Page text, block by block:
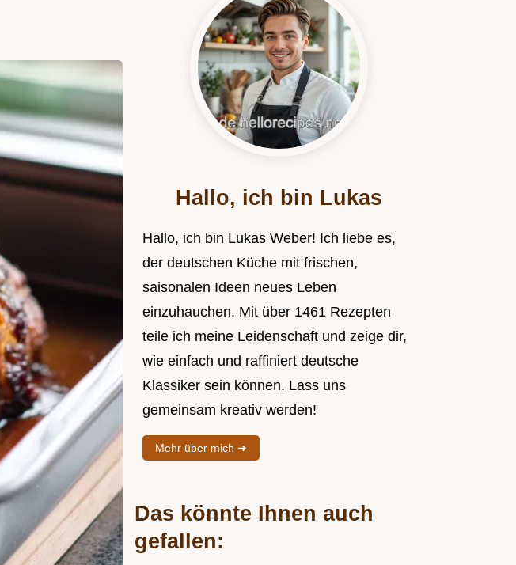
Hallo, ich bin Lukas
Hallo, ich bin Lukas Weber! Ich liebe es,
der deutschen Küche mit frischen,
saisonalen Ideen neues Leben
einzuhauchen. Mit über 1461 Rezepten
teile ich meine Leidenschaft und zeige dir,
wie einfach und raffiniert deutsche
Klassiker sein können. Lass uns
gemeinsam kreativ werden!
Mehr über mich ➜
Das könnte Ihnen auch
gefallen: